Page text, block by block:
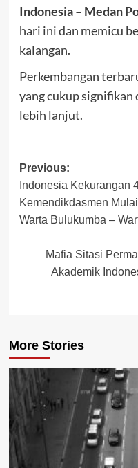
Indonesia – Medan
hari ini dan memicu
kalangan.
Perkembangan
yang cukup
lebih lanjut.
Post
navigation
Previous:
Indonesia Kekurangan
Kemendikdasmen
Warta Bulukumba –
Mafia Sitasi
Akademik
More Stories